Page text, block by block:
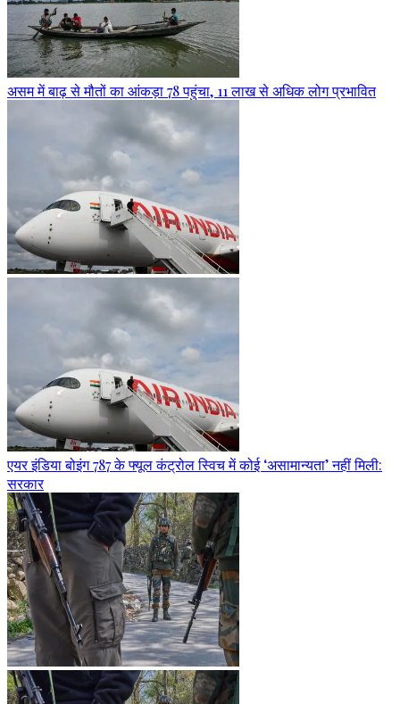
असम में बाढ़ से मौतों का आंकड़ा 78 पहुंचा, 11 लाख से अधिक लोग प्रभावित
एयर इंडिया बोइंग 787 के फ्यूल कंट्रोल स्विच में कोई ‘असामान्यता’ नहीं मिली:
सरकार